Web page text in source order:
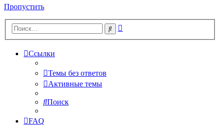
Пропустить
Поиск
Ссылки
Темы без ответов
Активные темы
Поиск
FAQ